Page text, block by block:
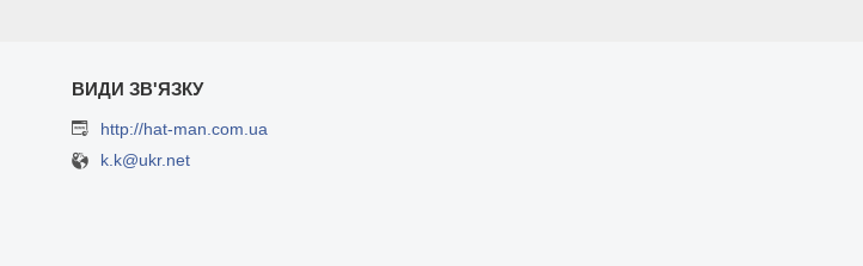
http://hat-man.com.ua
k.k@ukr.net